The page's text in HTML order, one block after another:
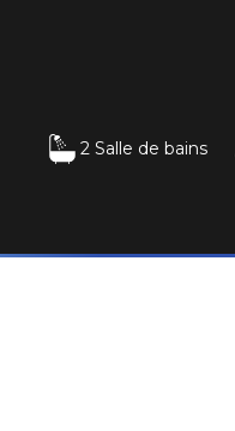
2 Salle de bains